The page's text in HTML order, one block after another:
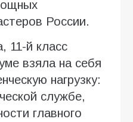
России.
11-й класс
взяла на себя
нагрузку:
службе,
главного